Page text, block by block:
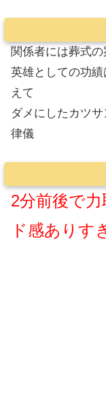
関係者には葬式
英雄としての功
えて
ダメにしたカツ
律儀
2分前後で
ド感ありす